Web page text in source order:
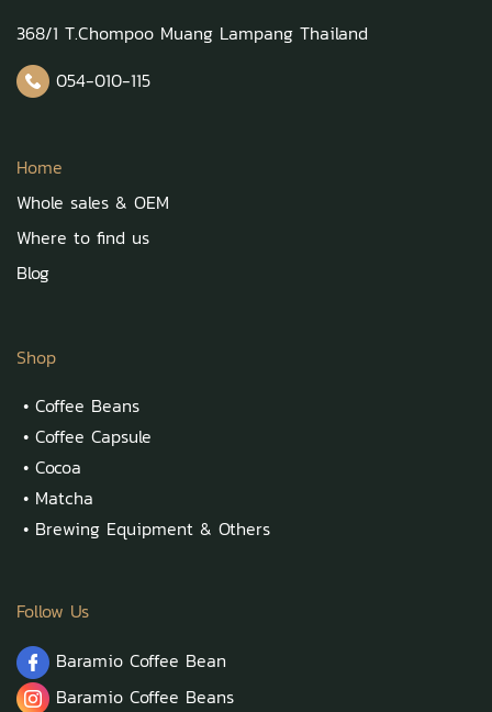
368/1 T.Chompoo Muang Lampang Thailand
054-010-115
Home
Whole sales & OEM
Where to find us
Blog
Shop
• Coffee Beans
• Coffee Capsule
• Cocoa
• Matcha
• Brewing Equipment & Others
Follow Us
Baramio Coffee Bean
Baramio Coffee Beans